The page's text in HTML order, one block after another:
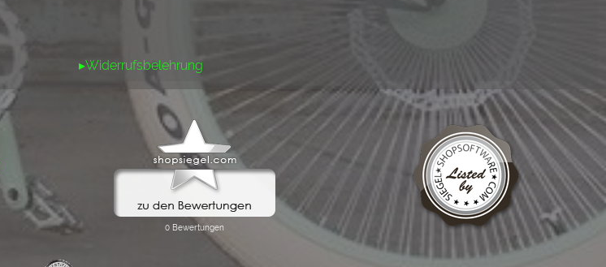
▸Widerrufsbelehrung